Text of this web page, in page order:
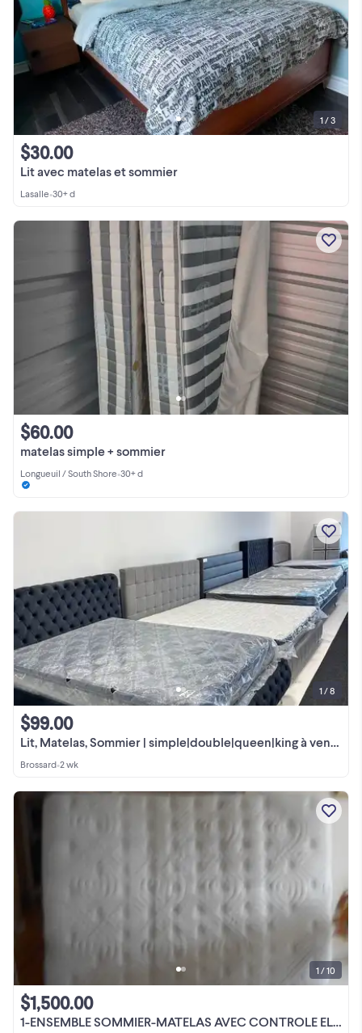
Lit avec matelas et sommier
$30.00
Lasalle•30+ d
1 / 3
matelas simple + sommier
$60.00
Longueuil / South Shore•30+ d
Lit, Matelas, Sommier | simple|double|queen|king à vendre
$99.00
Brossard•2 wk
1 / 8
1-ENSEMBLE SOMMIER-MATELAS AVEC CONTROLE ELECT DE LA TETE DU LIT
$1,500.00
1 / 10